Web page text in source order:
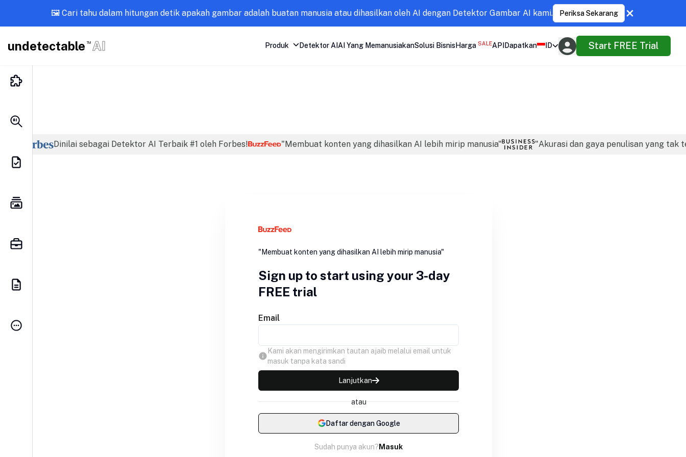
🖼️ Cari tahu dalam hitungan detik apakah gambar adalah buatan manusia atau dihasilkan oleh AI dengan Detektor Gambar AI kami. Periksa Sekarang
undetectable TM AI Produk Detektor AI AI Yang MemanusiakanSolusi BisnisHarga SALEAPI Dapatkan ID Start FREE Trial
Dinilai sebagai Detektor AI Terbaik #1 oleh Forbes! "Membuat konten yang dihasilkan AI lebih mirip manusia" "Akurasi dan gaya penulisan yang tak
"Membuat konten yang dihasilkan AI lebih mirip manusia"
Sign up to start using your 3-day
FREE trial
Email
Kami akan mengirimkan tautan ajaib melalui email untuk
masuk tanpa kata sandi
Lanjutkan
atau
Daftar dengan Google
Sudah punya akun?Masuk